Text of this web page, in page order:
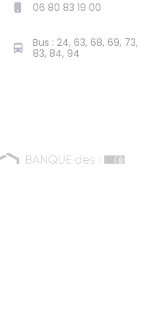
06 80 83 19 00
Bus : 24, 63, 68, 69, 73,
83, 84, 94